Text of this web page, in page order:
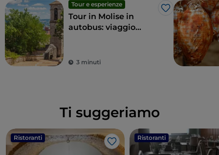
Tour e esperienze
Like
Tour in Molise in
autobus: viaggio
regione
3 minuti
Ti suggeriamo
Ristoranti
Like
Ristoranti